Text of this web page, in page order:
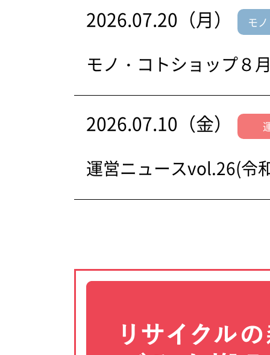
2026.07.20（月） モ
モノ・コトショップ８
2026.07.10（金）
運営ニュースvol.26(令